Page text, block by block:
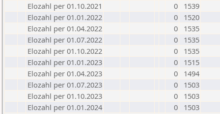
Elozahl per 01.10.2021
0
1539
Elozahl per 01.01.2022
0
1520
Elozahl per 01.04.2022
0
1535
Elozahl per 01.07.2022
0
1535
Elozahl per 01.10.2022
0
1535
Elozahl per 01.01.2023
0
1515
Elozahl per 01.04.2023
0
1494
Elozahl per 01.07.2023
0
1503
Elozahl per 01.10.2023
0
1503
Elozahl per 01.01.2024
0
1503